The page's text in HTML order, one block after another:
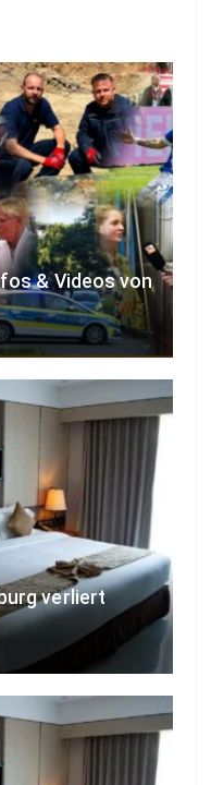
& Videos von
verliert